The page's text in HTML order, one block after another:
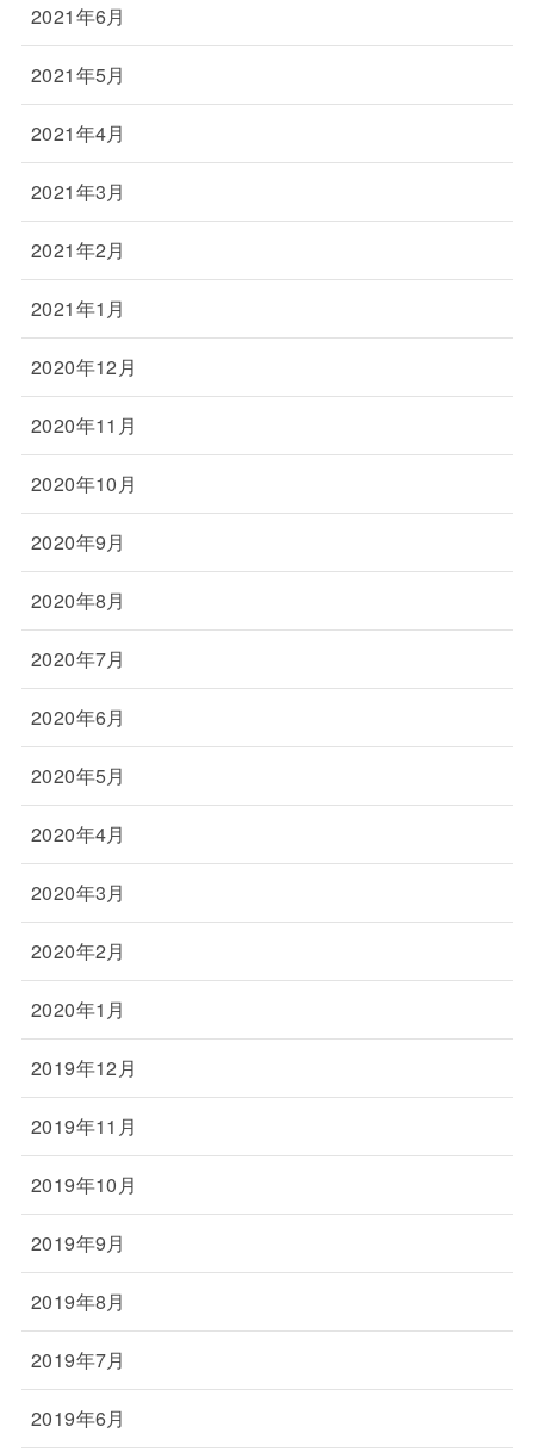
2021年6月
2021年5月
2021年4月
2021年3月
2021年2月
2021年1月
2020年12月
2020年11月
2020年10月
2020年9月
2020年8月
2020年7月
2020年6月
2020年5月
2020年4月
2020年3月
2020年2月
2020年1月
2019年12月
2019年11月
2019年10月
2019年9月
2019年8月
2019年7月
2019年6月